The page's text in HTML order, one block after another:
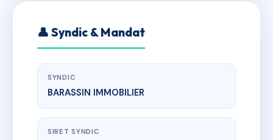
👤 Syndic & Mandat
SYNDIC
BARASSIN IMMOBILIER
SIRET SYNDIC